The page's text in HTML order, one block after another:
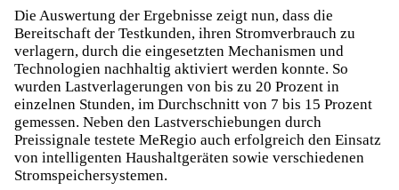
Die Auswertung der Ergebnisse zeigt nun, dass die
Bereitschaft der Testkunden, ihren Stromverbrauch zu
verlagern, durch die eingesetzten Mechanismen und
Technologien nachhaltig aktiviert werden konnte. So
wurden Lastverlagerungen von bis zu 20 Prozent in
einzelnen Stunden, im Durchschnitt von 7 bis 15 Prozent
gemessen. Neben den Lastverschiebungen durch
Preissignale testete MeRegio auch erfolgreich den Einsatz
von intelligenten Haushaltgeräten sowie verschiedenen
Stromspeichersystemen.